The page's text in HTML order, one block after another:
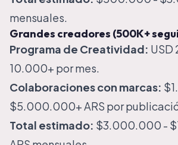
mensuales.
Grandes creadores (500K+
Programa de Creatividad: USD
10.000+ por mes.
Colaboraciones con marcas:
$5.000.000+ ARS por
Total estimado: $3.000.000 -